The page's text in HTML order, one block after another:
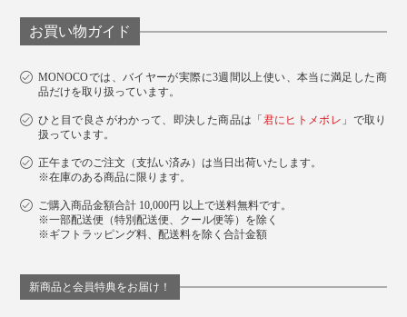
男性
ジャケットのインナー使いにはMサイズを。一枚でゆっ
たり着たい方はLサイズがおすすめ。
お買い物ガイド
MONOCOでは、バイヤーが実際に3週間以上使い、本当に満足した商
品だけを取り扱っています。
ひと目で良さがわかって、即決した商品は「君にヒトメボレ 」で取り
扱っています。
正午までのご注文（支払い済み）は当日出荷いたします。
※在庫のある商品に限ります。
ご購入商品金額合計 10,000円 以上で送料無料です。
※一部配送便（特別配送便、クール便等）を除く
※ギフトラッピング料、配送料を除く合計金額
新商品と会員特典をお届け！